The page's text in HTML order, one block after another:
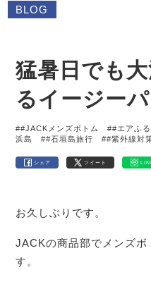
BLOG
猛暑日でも
るイージー
##JACKメンズボトム ##エアふ
浜島
##石垣島旅行 ##紫外線対
シェア ツイート
お久しぶりです。
JACKの商品部でメンズ
す。